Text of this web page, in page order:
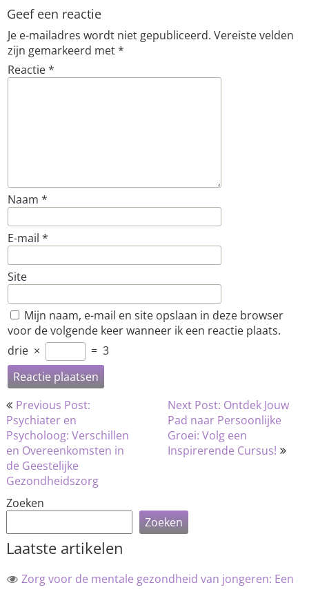
Geef een reactie
Je e-mailadres wordt niet gepubliceerd. Vereiste velden
zijn gemarkeerd met*
Reactie*
Naam *
E-mail *
Site
Mijn naam, e-mail en site opslaan in deze browser
voor de volgende keer wanneer ik een reactie plaats.
drie × = 3
Bericht
navigatie
Previous Post:
Psychiater en
Psycholoog: Verschillen
en Overeenkomsten in
de Geestelijke
Gezondheidszorg
Next Post: Ontdek Jouw
Pad naar Persoonlijke
Groei: Volg een
Inspirerende Cursus!
Zoeken
Zoeken
Laatste artikelen
Zorg voor de mentale gezondheid van jongeren: Een